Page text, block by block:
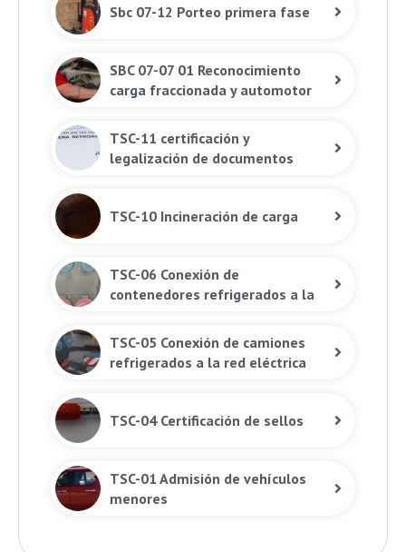
Sbc 07-12 Porteo primera fase
SBC 07-07 01 Reconocimiento
carga fraccionada y automotor
TSC-11 certificación y
legalización de documentos
TSC-10 Incineración de carga
TSC-06 Conexión de
contenedores refrigerados a la
TSC-05 Conexión de camiones
refrigerados a la red eléctrica
TSC-04 Certificación de sellos
TSC-01 Admisión de vehículos
menores